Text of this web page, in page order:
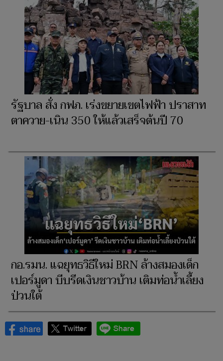
รัฐบาล สั่ง กฟภ. เร่งขยายเขตไฟฟ้า ปราสาท
ตาควาย-เนิน 350 ให้แล้วเสร็จต้นปี 70
กอ.รมน. แฉยุทธวิธีใหม่ BRN ล้างสมองเด็ก
เปอร์มูดา บีบรีดเงินชาวบ้าน เติมท่อน้ำเลี้ยง
ป่วนใต้